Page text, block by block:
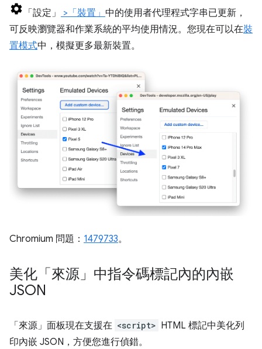
「設定」 >「裝置」 中的使用者代理程式字串已更新，
可反映瀏覽器和作業系統的平均使用情況。您現在可以在裝
置模式中，模擬更多最新裝置。
Chromium 問題： 1479733。
美化「來源」中指令碼標記內的內嵌
JSON
「來源」 面板現在支援在 <script> HTML 標記中美化列
印內嵌 JSON，方便您進行偵錯。